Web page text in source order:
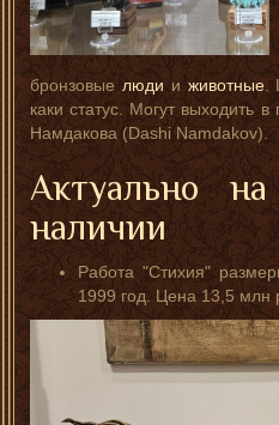
бронзовыелюди иживотные.
каки статус. Могут выходить
Намдакова (Dashi Namdakov).
Актуально
наличии
Работа "Стихия"
1999 год. Цена 13,5 млн